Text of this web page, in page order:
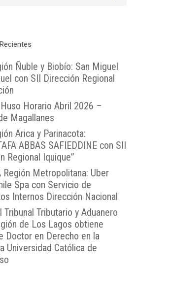
Ñuble y Biobío: San Miguel
con SII Dirección Regional
Horario Abril 2026 –
Magallanes
Arica y Parinacota:
ABBAS SAFIEDDINE con SII
Regional Iquique”
Región Metropolitana: Uber
Spa con Servicio de
Internos Dirección Nacional
Tribunal Tributario y Aduanero
de Los Lagos obtiene
Doctor en Derecho en la
Universidad Católica de